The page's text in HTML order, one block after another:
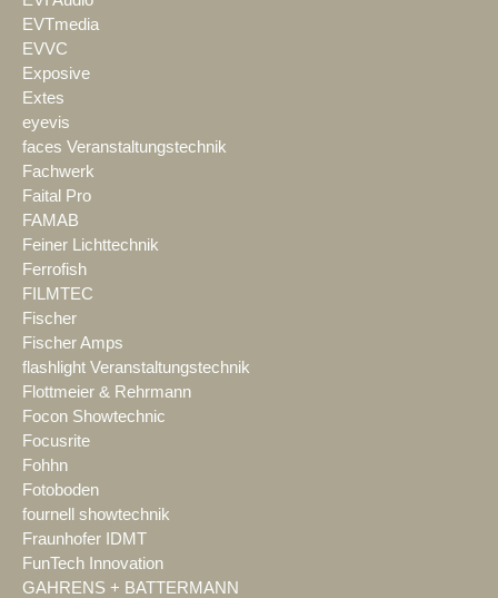
EVTmedia
EVVC
Exposive
Extes
eyevis
faces Veranstaltungstechnik
Fachwerk
Faital Pro
FAMAB
Feiner Lichttechnik
Ferrofish
FILMTEC
Fischer
Fischer Amps
flashlight Veranstaltungstechnik
Flottmeier & Rehrmann
Focon Showtechnic
Focusrite
Fohhn
Fotoboden
fournell showtechnik
Fraunhofer IDMT
FunTech Innovation
GAHRENS + BATTERMANN